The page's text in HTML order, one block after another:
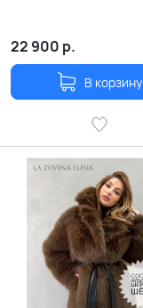
22 900 р.
В корзину